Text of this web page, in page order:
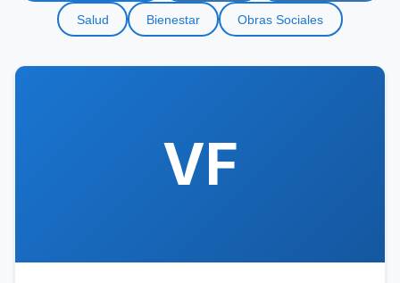
Salud Bienestar Obras Sociales
VF